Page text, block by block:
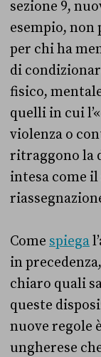
sezione 9,
esempio, non
per chi ha
di
fisico,
quelli in cui
violenza o
ritraggono la
intesa come il
Come spiega
in
chiaro quali
queste
nuove regole
ungherese